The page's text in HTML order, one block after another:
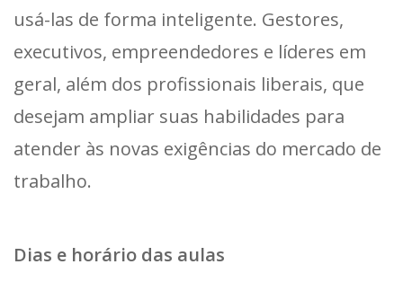
usá-las de forma inteligente. Gestores,
executivos, empreendedores e líderes em
geral, além dos profissionais liberais, que
desejam ampliar suas habilidades para
atender às novas exigências do mercado de
trabalho.
Dias e horário das aulas